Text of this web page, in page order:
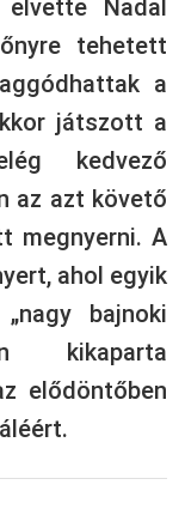
Nadal
tehetett
a
játszott a
kedvező
az azt követő
megnyerni. A
ahol egyik
bajnoki
kikaparta
elődöntőben